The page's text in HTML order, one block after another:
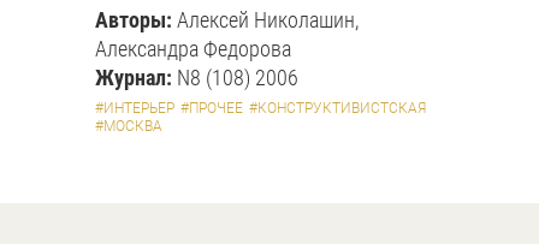
Авторы: Алексей Николашин,
Александра Федорова
Журнал: N8 (108) 2006
#ИНТЕРЬЕР #ПРОЧЕЕ #КОНСТРУКТИВИСТСКАЯ
#МОСКВА